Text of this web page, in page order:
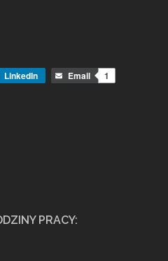
LinkedIn Email
1
PRACY: